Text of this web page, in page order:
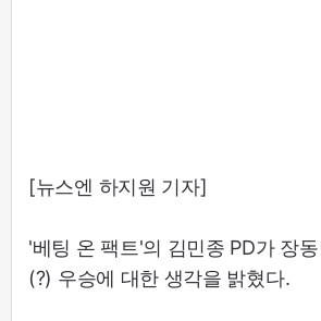
[뉴스엔 하지원 기자]
'베팅 온 팩트'의 김민종 PD가 장
(?) 우승에 대한 생각을 밝혔다.